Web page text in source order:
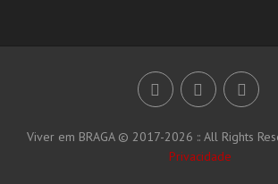
Viver em BRAGA © 2017-2026 :: All Rights
Privacidade